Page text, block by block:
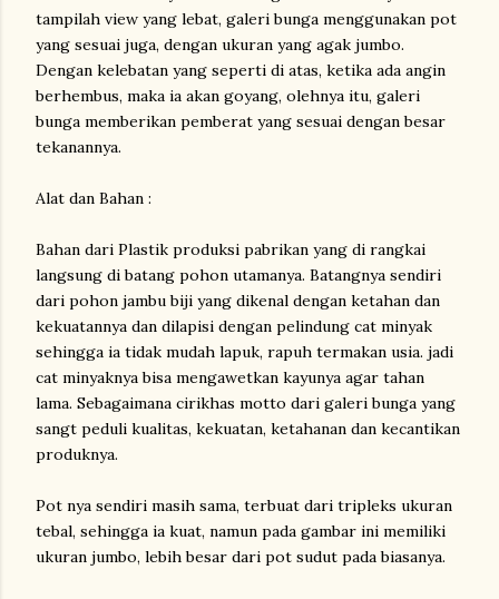
tampilah view yang lebat, galeri bunga menggunakan pot
yang sesuai juga, dengan ukuran yang agak jumbo.
Dengan kelebatan yang seperti di atas, ketika ada angin
berhembus, maka ia akan goyang, olehnya itu, galeri
bunga memberikan pemberat yang sesuai dengan besar
tekanannya.
Alat dan Bahan :
Bahan dari Plastik produksi pabrikan yang di rangkai
langsung di batang pohon utamanya. Batangnya sendiri
dari pohon jambu biji yang dikenal dengan ketahan dan
kekuatannya dan dilapisi dengan pelindung cat minyak
sehingga ia tidak mudah lapuk, rapuh termakan usia. jadi
cat minyaknya bisa mengawetkan kayunya agar tahan
lama. Sebagaimana cirikhas motto dari galeri bunga yang
sangt peduli kualitas, kekuatan, ketahanan dan kecantikan
produknya.
Pot nya sendiri masih sama, terbuat dari tripleks ukuran
tebal, sehingga ia kuat, namun pada gambar ini memiliki
ukuran jumbo, lebih besar dari pot sudut pada biasanya.